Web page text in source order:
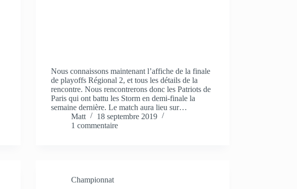
Nous connaissons maintenant l’affiche de la finale
de playoffs Régional 2, et tous les détails de la
rencontre. Nous rencontrerons donc les Patriots de
Paris qui ont battu les Storm en demi-finale la
semaine dernière. Le match aura lieu sur…
Matt
18 septembre 2019
1 commentaire
Championnat